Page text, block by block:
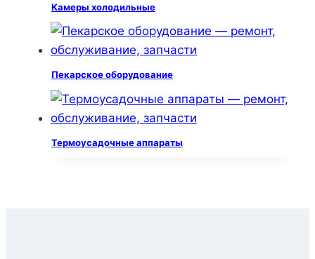
Камеры холодильные
Пекарское оборудование
Термоусадочные аппараты